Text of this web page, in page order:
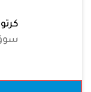
كرتون
سوق